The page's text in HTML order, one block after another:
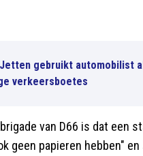
gebruikt automobilist
verkeersboetes
van D66 is dat een
geen papieren hebben"